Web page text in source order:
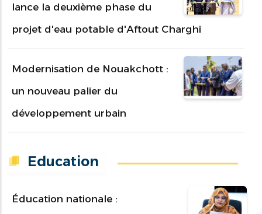
lance la deuxième phase du
projet d'eau potable d'Aftout Charghi
Modernisation de Nouakchott :
un nouveau palier du
développement urbain
Education
Éducation nationale :